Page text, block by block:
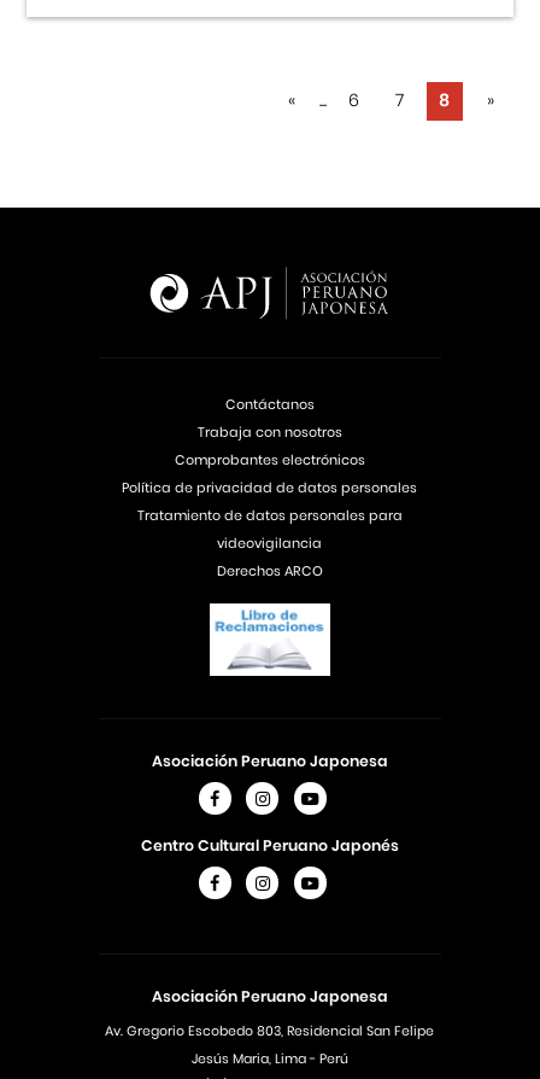
« ... 6 7 8 »
Asociación Peruano Japonesa
Av. Gregorio Escobedo 803, Residencial San Felipe
Jesús Maria, Lima - Perú
Asociación Peruano Japonesa
Centro Cultural Peruano Japonés
Contáctanos
Trabaja con nosotros
Comprobantes electrónicos
Política de privacidad de datos personales
Tratamiento de datos personales para
videovigilancia
Derechos ARCO